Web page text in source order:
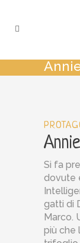
Annie
Si fa
dovute
gatti di
Marco.
più che